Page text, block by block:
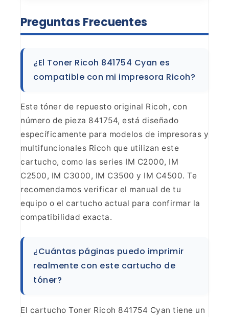
Preguntas Frecuentes
¿El Toner Ricoh 841754 Cyan es
compatible con mi impresora Ricoh?
Este tóner de repuesto original Ricoh, con
número de pieza 841754, está diseñado
específicamente para modelos de impresoras y
multifuncionales Ricoh que utilizan este
cartucho, como las series IM C2000, IM
C2500, IM C3000, IM C3500 y IM C4500. Te
recomendamos verificar el manual de tu
equipo o el cartucho actual para confirmar la
compatibilidad exacta.
¿Cuántas páginas puedo imprimir
realmente con este cartucho de
tóner?
El cartucho Toner Ricoh 841754 Cyan tiene un